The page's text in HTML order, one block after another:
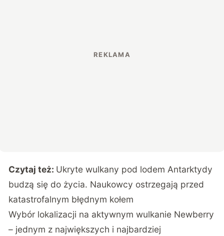
Czytaj też: Ukryte wulkany pod lodem Antarktydy
budzą się do życia. Naukowcy ostrzegają przed
katastrofalnym błędnym kołem
Wybór lokalizacji na aktywnym wulkanie Newberry
– jednym z największych i najbardziej